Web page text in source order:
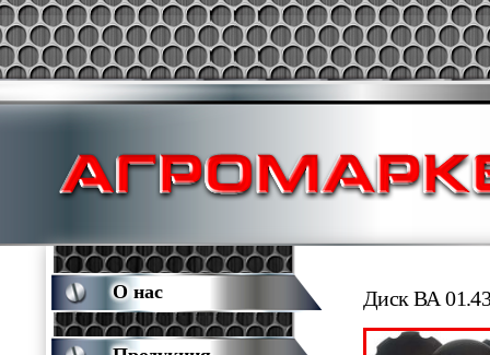
Диск ВА
О нас